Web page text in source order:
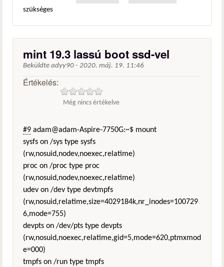
szükséges
mint 19.3 lassú boot ssd-vel
Beküldte adyy90 - 2020. máj. 19. 11:46
Értékelés:
Még nincs értékelve
#9 adam@adam-Aspire-7750G:~$ mount
sysfs on /sys type sysfs
(rw,nosuid,nodev,noexec,relatime)
proc on /proc type proc
(rw,nosuid,nodev,noexec,relatime)
udev on /dev type devtmpfs
(rw,nosuid,relatime,size=4029184k,nr_inodes=100729
6,mode=755)
devpts on /dev/pts type devpts
(rw,nosuid,noexec,relatime,gid=5,mode=620,ptmxmod
e=000)
tmpfs on /run type tmpfs